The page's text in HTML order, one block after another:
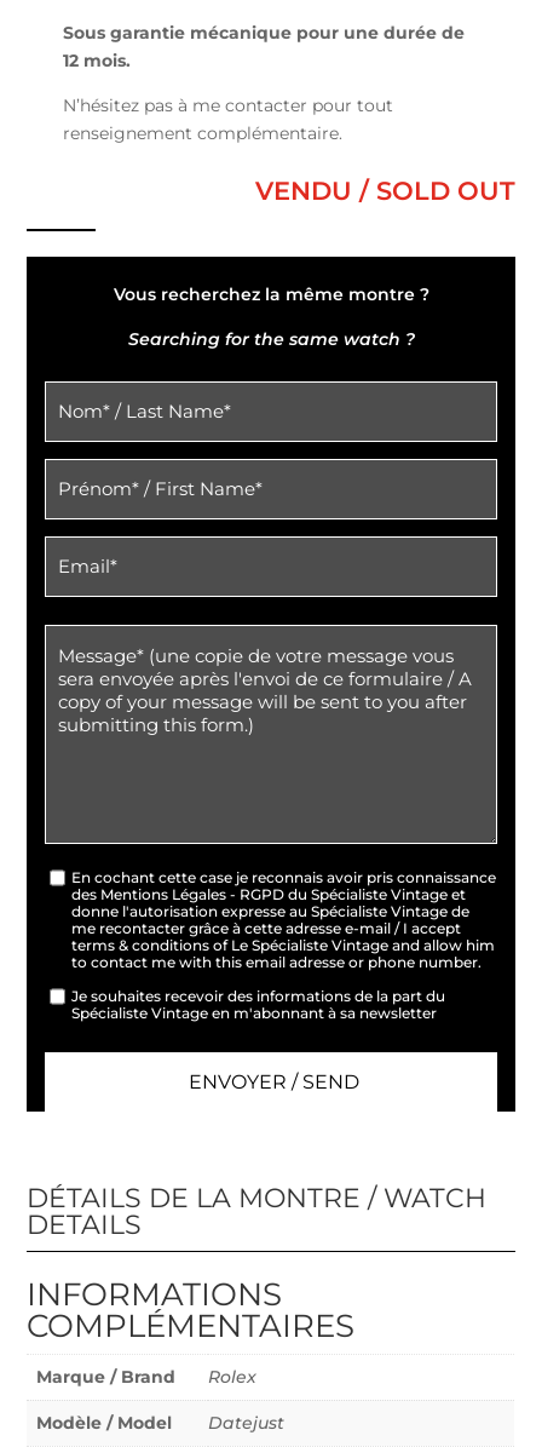
Sous garantie mécanique pour une durée de
12 mois.
N’hésitez pas à me contacter pour tout
renseignement complémentaire.
VENDU / SOLD OUT
Vous recherchez la même montre ?
Searching for the same watch ?
En cochant cette case je reconnais avoir pris connaissance
des Mentions Légales - RGPD du Spécialiste Vintage et
donne l'autorisation expresse au Spécialiste Vintage de
me recontacter grâce à cette adresse e-mail / I accept
terms & conditions of Le Spécialiste Vintage and allow him
to contact me with this email adresse or phone number.
Je souhaites recevoir des informations de la part du
Spécialiste Vintage en m'abonnant à sa newsletter
DÉTAILS DE LA MONTRE / WATCH
DETAILS
INFORMATIONS
COMPLÉMENTAIRES
Marque / Brand Rolex
Modèle / Model Datejust